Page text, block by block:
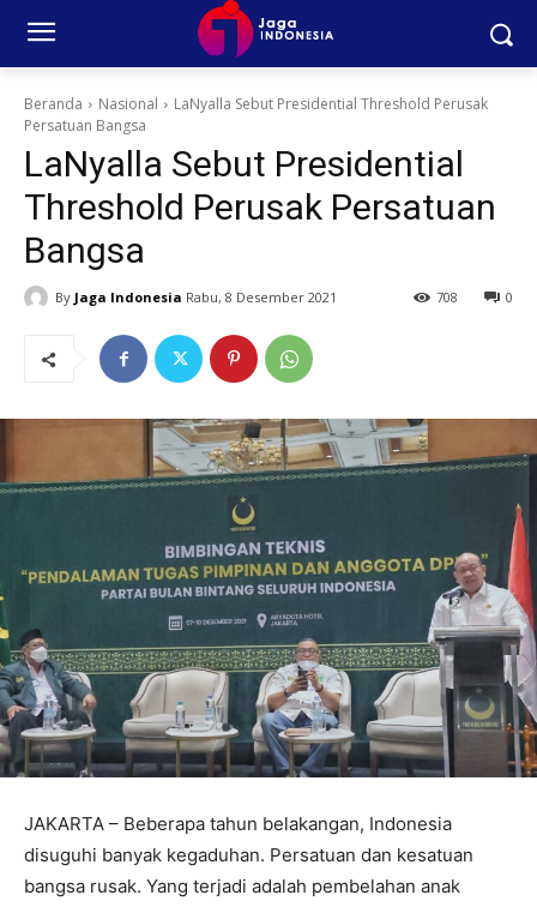
Beranda Nasional
LaNyalla Sebut Presidential Threshold Perusak
Persatuan Bangsa
LaNyalla Sebut Presidential
Threshold Perusak Persatuan
Bangsa
By Jaga Indonesia Rabu, 8 Desember 2021 0
708
JAKARTA – Beberapa tahun belakangan, Indonesia
disuguhi banyak kegaduhan. Persatuan dan kesatuan
bangsa rusak. Yang terjadi adalah pembelahan anak